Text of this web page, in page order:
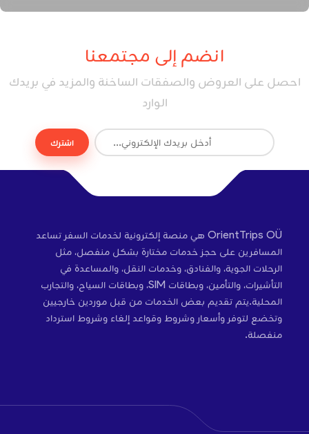
انضم إلى مجتمعنا
احصل على العروض والصفقات الساخنة والمزيد في بريدك
الوارد
اشترك
OrientTrips OÜ هي منصة إلكترونية لخدمات السفر تساعد
المسافرين على حجز خدمات مختارة بشكل منفصل، مثل
الرحلات الجوية، والفنادق، وخدمات النقل، والمساعدة في
التأشيرات، والتأمين، وبطاقات SIM، وبطاقات السياح، والتجارب
المحلية.يتم تقديم بعض الخدمات من قبل موردين خارجيين
وتخضع لتوفر وأسعار وشروط وقواعد إلغاء وشروط استرداد
منفصلة.